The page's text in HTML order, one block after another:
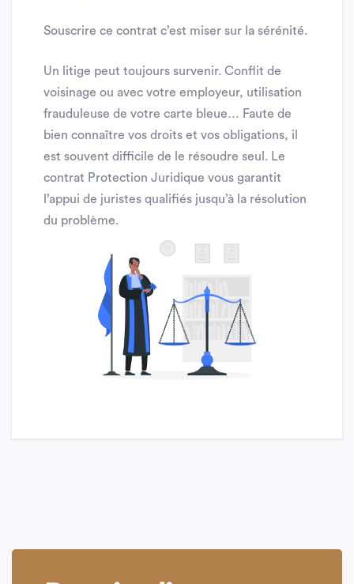
Souscrire ce contrat c’est miser sur la sérénité.
Un litige peut toujours survenir. Conflit de
voisinage ou avec votre employeur, utilisation
frauduleuse de votre carte bleue… Faute de
bien connaître vos droits et vos obligations, il
est souvent difficile de le résoudre seul. Le
contrat Protection Juridique vous garantit
l’appui de juristes qualifiés jusqu’à la résolution
du problème.